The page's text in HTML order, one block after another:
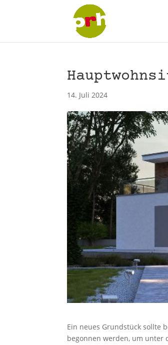
14. Juli 2024
Ein neues Grundstück sollte
begonnen werden, um unter